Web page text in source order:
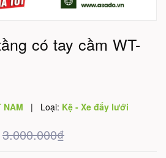
có tay cầm WT-
NAM | Loại: Kệ - Xe đẩy lưới
3.000.000₫